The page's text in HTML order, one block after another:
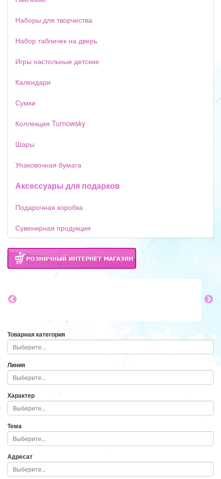
Наборы для творчества
Набор табличек на дверь
Игры настольные детские
Календари
Сумки
Коллекция Turnowsky
Шары
Упаковочная бумага
Аксессуары для подарков
Подарочная коробка
Сувенирная продукция
Товарная категория
Линия
Характер
Тема
Адресат